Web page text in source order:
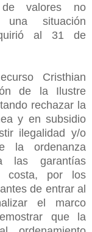
valores no
una situación
al 31 de
Cristhian
de la Ilustre
rechazar la
y en subsidio
ilegalidad y/o
la ordenanza
las garantías
costa, por los
de entrar al
el marco
que la